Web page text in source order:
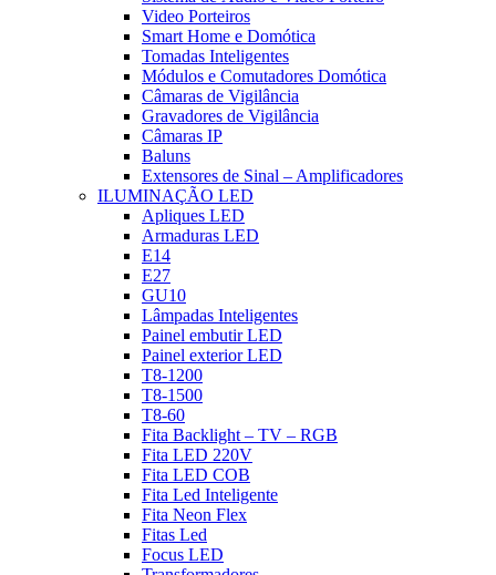
Video Porteiros
Smart Home e Domótica
Tomadas Inteligentes
Módulos e Comutadores Domótica
Câmaras de Vigilância
Gravadores de Vigilância
Câmaras IP
Baluns
Extensores de Sinal – Amplificadores
ILUMINAÇÃO LED
Apliques LED
Armaduras LED
E14
E27
GU10
Lâmpadas Inteligentes
Painel embutir LED
Painel exterior LED
T8-1200
T8-1500
T8-60
Fita Backlight – TV – RGB
Fita LED 220V
Fita LED COB
Fita Led Inteligente
Fita Neon Flex
Fitas Led
Focus LED